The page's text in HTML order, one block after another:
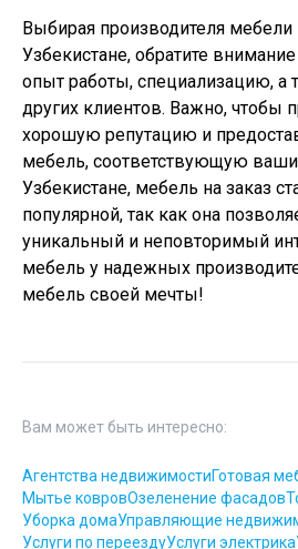
Выбирая производителя мебели
Узбекистане, обратите
опыт работы, специализацию, а
других клиентов. Важно, чтобы
хорошую репутацию и
мебель, соответствующую
Узбекистане, мебель на заказ
популярной, так как она
уникальный и неповторимый
мебель у надежных
мебель своей мечты!
Вам может быть интересно:
Агентства недвижимостиГотовая
Мытье ковровОзеленение фасадов
Уборка домаУправляющие
Услуги по переездуУслуги электрика